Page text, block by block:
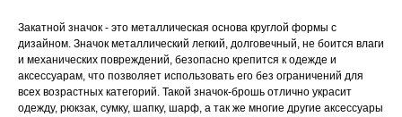
Закатной значок - это металлическая основа круглой формы с
дизайном. Значок металлический легкий, долговечный, не боится влаги
и механических повреждений, безопасно крепится к одежде и
аксессуарам, что позволяет использовать его без ограничений для
всех возрастных категорий. Такой значок-брошь отлично украсит
одежду, рюкзак, сумку, шапку, шарф, а так же многие другие аксессуары